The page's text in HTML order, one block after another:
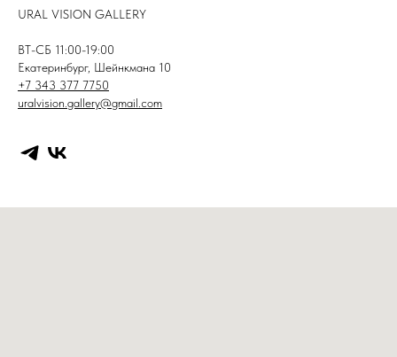
URAL VISION GALLERY
ВТ-СБ 11:00-19:00
Екатеринбург, Шейнкмана 10
+7 343 377 7750
uralvision.gallery@gmail.com